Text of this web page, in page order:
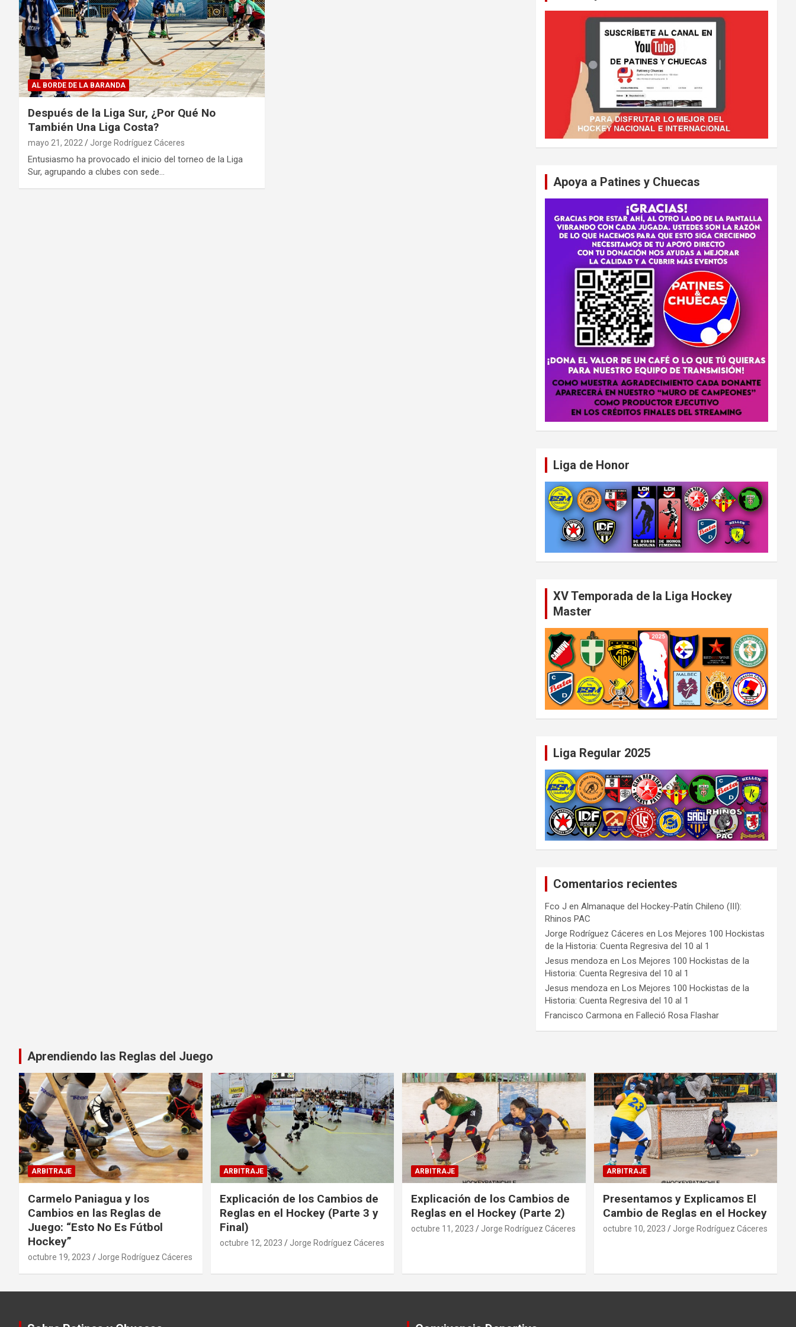
AL BORDE DE LA BARANDA
Después de la Liga Sur, ¿Por Qué No
También Una Liga Costa?
mayo 21, 2022 Jorge Rodríguez Cáceres
Entusiasmo ha provocado el inicio del torneo de la Liga
Sur, agrupando a clubes con sede…
Apoya a Patines y Chuecas
Liga de Honor
XV Temporada de la Liga Hockey
Master
Liga Regular 2025
Comentarios recientes
Fco J enAlmanaque del Hockey-Patín Chileno (III):
Rhinos PAC
Jorge Rodríguez Cáceres enLos Mejores 100 Hockistas
de la Historia: Cuenta Regresiva del 10 al 1
Jesus mendoza enLos Mejores 100 Hockistas de la
Historia: Cuenta Regresiva del 10 al 1
Jesus mendoza enLos Mejores 100 Hockistas de la
Historia: Cuenta Regresiva del 10 al 1
Francisco Carmona enFalleció Rosa Flashar
Aprendiendo las Reglas del Juego
ARBITRAJE
Carmelo Paniagua y los
Cambios en las Reglas de
Juego: “Esto No Es Fútbol
Hockey”
octubre 19, 2023 Jorge Rodríguez Cáceres
ARBITRAJE
Explicación de los Cambios de
Reglas en el Hockey (Parte 3 y
Final)
octubre 12, 2023 Jorge Rodríguez Cáceres
ARBITRAJE
Explicación de los Cambios de
Reglas en el Hockey (Parte 2)
octubre 11, 2023 Jorge Rodríguez Cáceres
ARBITRAJE
Presentamos y Explicamos El
Cambio de Reglas en el Hockey
octubre 10, 2023 Jorge Rodríguez Cáceres